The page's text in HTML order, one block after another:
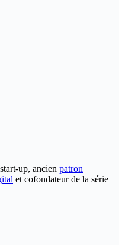
up, ancien patron
et cofondateur de la série